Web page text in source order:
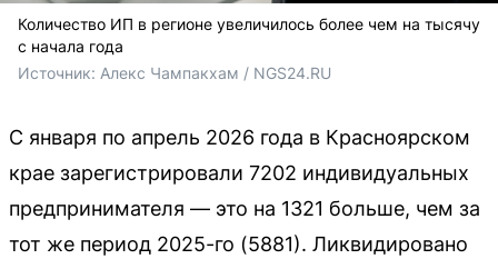
Количество ИП в регионе увеличилось более чем на тысячу
с начала года
Источник: Алекс Чампакхам / NGS24.RU
С января по апрель 2026 года в Красноярском
крае зарегистрировали 7202 индивидуальных
предпринимателя — это на 1321 больше, чем за
тот же период 2025-го (5881). Ликвидировано